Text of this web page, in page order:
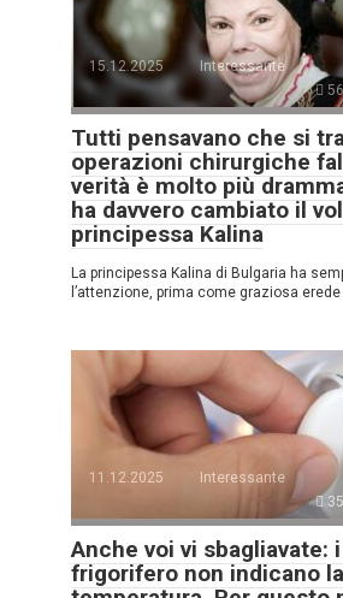
15.12.2025
Interessante
Tutti pensavano che si
operazioni chirurgiche
verità è molto più
ha davvero cambiato il
principessa Kalina
La principessa Kalina di Bulgaria ha
l’attenzione, prima come graziosa erede
11.12.2025
Interessante
Anche voi vi sbagliavate:
frigorifero non indicano la